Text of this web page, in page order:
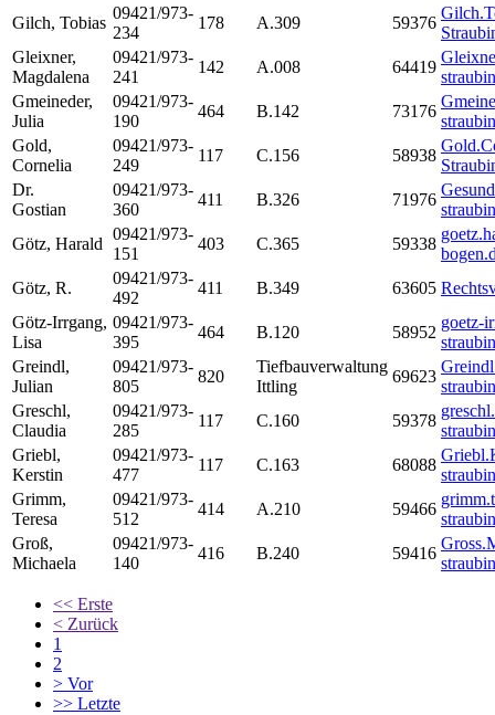
Gilch, Tobias
09421/973-
234
178 A.309 59376
Gleixner,
Magdalena
09421/973-
241
142 A.008 64419
Gmeineder,
Julia
09421/973-
190
464 B.142 73176
Gold,
Cornelia
09421/973-
249
117 C.156 58938
Dr.
Gostian
09421/973-
360
411 B.326 71976
Götz, Harald
09421/973-
151
403 C.365 59338
Götz, R.
09421/973-
492
411 B.349 63605
Götz-Irrgang,
Lisa
09421/973-
395
464 B.120 58952
goetz-
Greindl,
Julian
09421/973-
805
820
Tiefbauverwaltung
Ittling
69623
Greschl,
Claudia
09421/973-
285
117 C.160 59378
Griebl,
Kerstin
09421/973-
477
117 C.163 68088
Grimm,
Teresa
09421/973-
512
414 A.210 59466
Groß,
Michaela
09421/973-
140
416 B.240 59416
<< Erste
< Zurück
1
2
> Vor
>> Letzte